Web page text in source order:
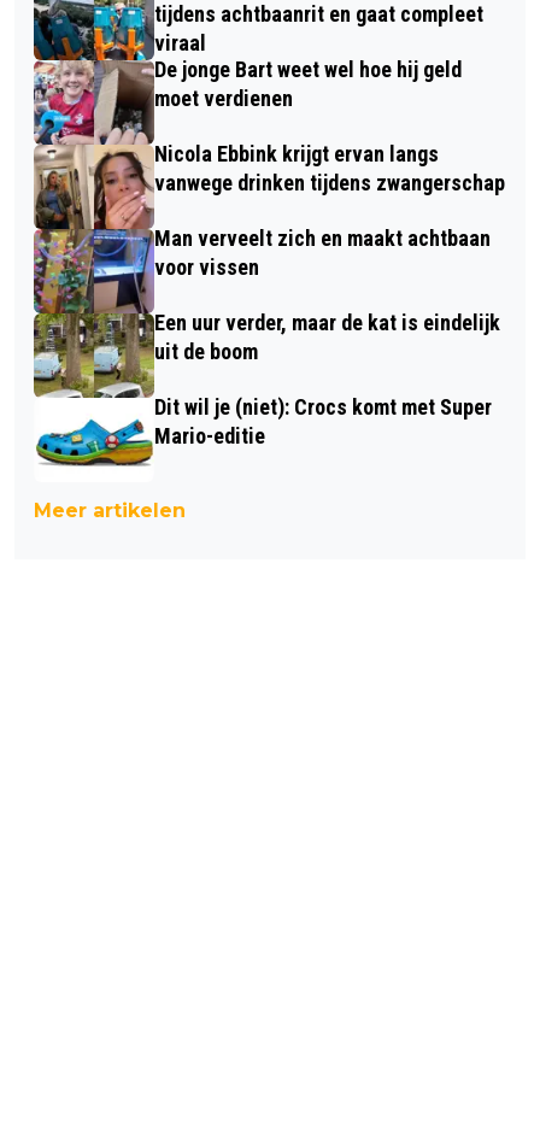
tijdens achtbaanrit en gaat compleet
viraal
De jonge Bart weet wel hoe hij geld
moet verdienen
Nicola Ebbink krijgt ervan langs
vanwege drinken tijdens zwangerschap
Man verveelt zich en maakt achtbaan
voor vissen
Een uur verder, maar de kat is eindelijk
uit de boom
Dit wil je (niet): Crocs komt met Super
Mario-editie
Meer artikelen